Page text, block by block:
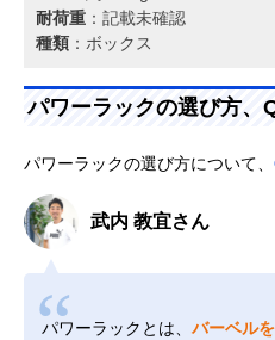
耐荷重 ：記載未確認
種類 ：ボックス
パワーラックの選び方、
パワーラックの選び方について、
武内 教宜さん
パワーラックとは、 バーベル